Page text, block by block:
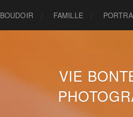
BOUDOIR FAMILLE
VIE